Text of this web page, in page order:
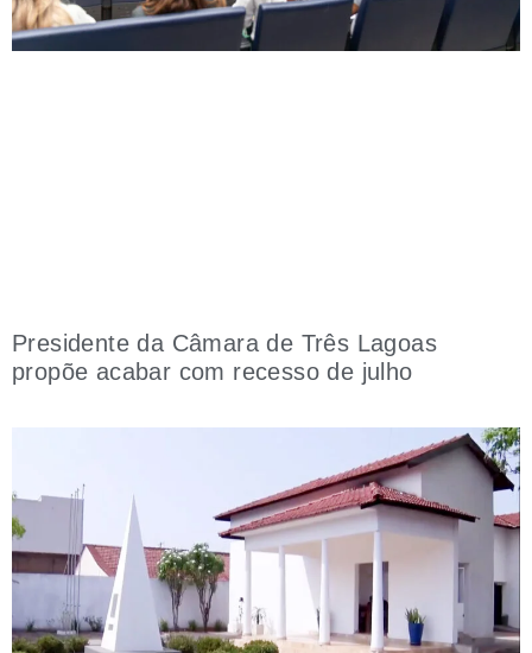
Presidente da Câmara de Três Lagoas
propõe acabar com recesso de julho